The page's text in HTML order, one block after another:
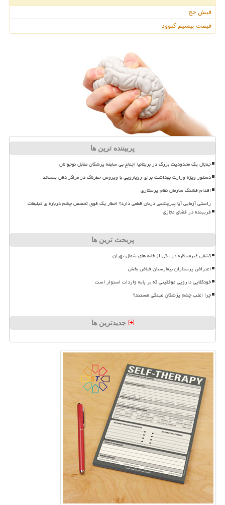
فیش حج
قیمت بیسیم کنوود
پربیننده ترین ها
جنجال یک محدودیت بزرگ در بریتانیا اجماع بی سابقه پزشکان مقابل نوجوانان
دستور ویژه وزارت بهداشت برای رویارویی با ویروس خطرناک در مراکز دفن پسماند
اقدام قشنگ سازمان نظام پرستاری
راستی آزمایی آیا پیرچشمی درمان قطعی دارد؟ اخطار یک فوق تخصص چشم درباره ی تبلیغات
فریبنده در فضای مجازی
پربحث ترین ها
کشفی غیرمنتظره در یکی از خانه های شمال تهران
اعتراض پرستاران بیمارستان فیاض بخش
خودکفایی دارویی موفقیتی که بر پایه واردات استوار است
چرا اغلب چشم پزشکان عینکی هستند؟
جدیدترین ها